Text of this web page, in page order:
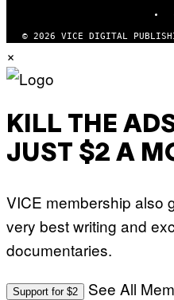
© 2026 VICE DIGITAL
×
KILL THE
JUST $2 A
VICE membership also
very best writing and
documentaries.
Support for $2 See All